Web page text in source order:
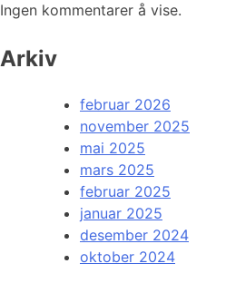
Ingen kommentarer å vise.
Arkiv
februar 2026
november 2025
mai 2025
mars 2025
februar 2025
januar 2025
desember 2024
oktober 2024